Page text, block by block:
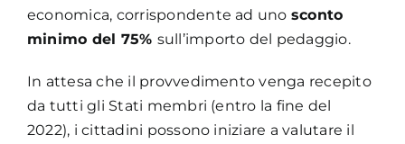
economica, corrispondente ad uno sconto
minimo del 75% sull’importo del pedaggio.
In attesa che il provvedimento venga recepito
da tutti gli Stati membri (entro la fine del
2022), i cittadini possono iniziare a valutare il